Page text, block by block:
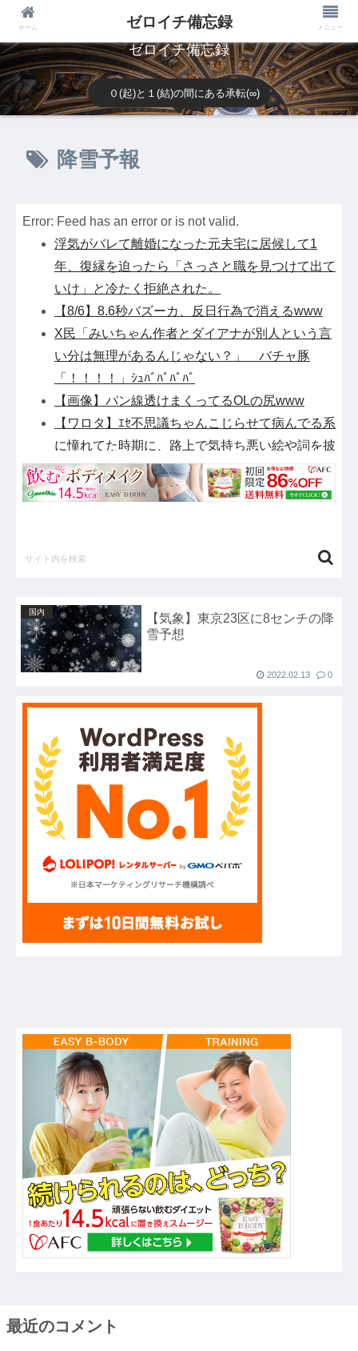
ゼロイチ備忘録
０(起)と１(結)の間にある承転(∞)
降雪予報
Error: Feed has an error or is not valid.
浮気がバレて離婚になった元夫宅に居候して1
年、復縁を迫ったら「さっさと職を見つけて出て
いけ」と冷たく拒絶された。
【8/6】8.6秒バズーカ、反日行為で消えるwww
X民「みいちゃん作者とダイアナが別人という言
い分は無理があるんじゃない？」 バチャ豚
「！！！！」ｼｭﾊﾞﾊﾞﾊﾞﾊﾞ
【画像】パン線透けまくってるOLの尻www
【ワロタ】ｴｾ不思議ちゃんこじらせて病んでる系
に憧れてた時期に、路上で気持ち悪い絵や詞を披
露したり、土砂降りの中で〇〇してた←報告者の
家族が素敵すぎるｗｗｗ
ろ！！財源はどうするんだ！！」他
死去で落語家・柳家小はださんが「いじめ」「暴
行」被害告発・・・・・・・・・他
【アルカナディア】「ヴェルルッタ First Engage
Ver.〈ファーストエンゲージVer.〉」プラモデル
UEFAとFIFAの争いが完全に泥沼化した模様、
UEFA側の逆転敗北すらあり得るような情勢
に……他
ハードオフに売っていた4万4000円のフィギュア
がヤバすぎるｗｗｗｗｗｗ「こんな高いの？ｗ
【GIF】JSのカンチョーワロタ
ｗｗｗ(※画像あり)
国内
【気象】東京23区に8センチの降
雪予想
2022.02.13 0
最近のコメント
ホーム ゼロイチ備忘録 メニュー